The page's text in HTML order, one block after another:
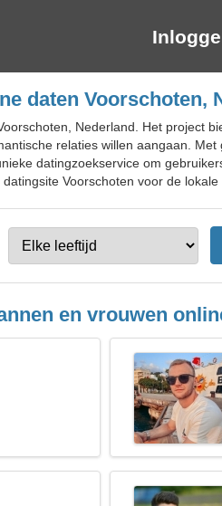
daten Voorschoten,
Nederland. Het project
relaties willen aangaan.
datingzoekservice om
Voorschoten voor de
en vrouwen